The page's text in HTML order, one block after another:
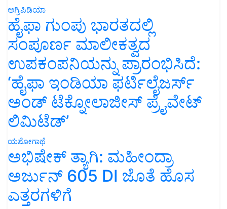
ಅಗ್ರಿಪಿಡಿಯಾ
ಹೈಫಾ ಗುಂಪು ಭಾರತದಲ್ಲಿ
ಸಂಪೂರ್ಣ ಮಾಲೀಕತ್ವದ
ಉಪಕಂಪನಿಯನ್ನು ಪ್ರಾರಂಭಿಸಿದೆ:
‘ಹೈಫಾ ಇಂಡಿಯಾ ಫರ್ಟಿಲೈಜರ್ಸ್
ಅಂಡ್ ಟೆಕ್ನೋಲಾಜೀಸ್ ಪ್ರೈವೇಟ್
ಲಿಮಿಟೆಡ್’
ಯಶೋಗಾಥೆ
ಅಭಿಷೇಕ್ ತ್ಯಾಗಿ: ಮಹೀಂದ್ರಾ
ಅರ್ಜುನ್ 605 DI ಜೊತೆ ಹೊಸ
ಎತ್ತರಗಳಿಗೆ